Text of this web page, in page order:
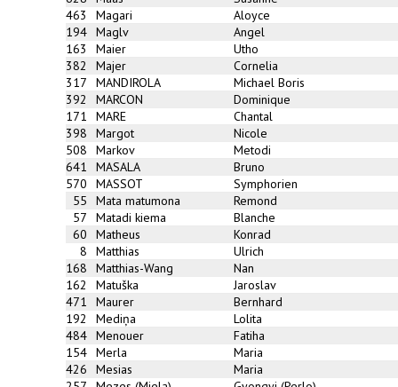
463
Magari
Aloyce
194 Maglv
Angel
163
Maier
Utho
382
Majer
Cornelia
317
MANDIROLA
Michael Boris
392
MARCON
Dominique
171
MARE
Chantal
398
Margot
Nicole
508
Markov
Metodi
641
MASALA
Bruno
570
MASSOT
Symphorien
55
Mata matumona
Remond
57
Matadi kiema
Blanche
60
Matheus
Konrad
8
Matthias
Ulrich
168
Matthias-Wang
Nan
162
Matuška
Jaroslav
471
Maurer
Bernhard
192
Mediņa
Lolita
484 Menouer
Fatiha
154 Merla
Maria
426
Mesias
Maria